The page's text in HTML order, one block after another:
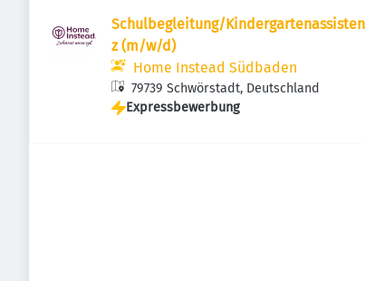
Schulbegleitung/Kindergartenassisten
z (m/w/d)
Home Instead Südbaden
79739 Schwörstadt, Deutschland
Expressbewerbung